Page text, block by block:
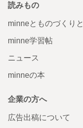
読みもの
minneとものづくりと
minne学習帖
ニュース
minneの本
企業の方へ
広告出稿について